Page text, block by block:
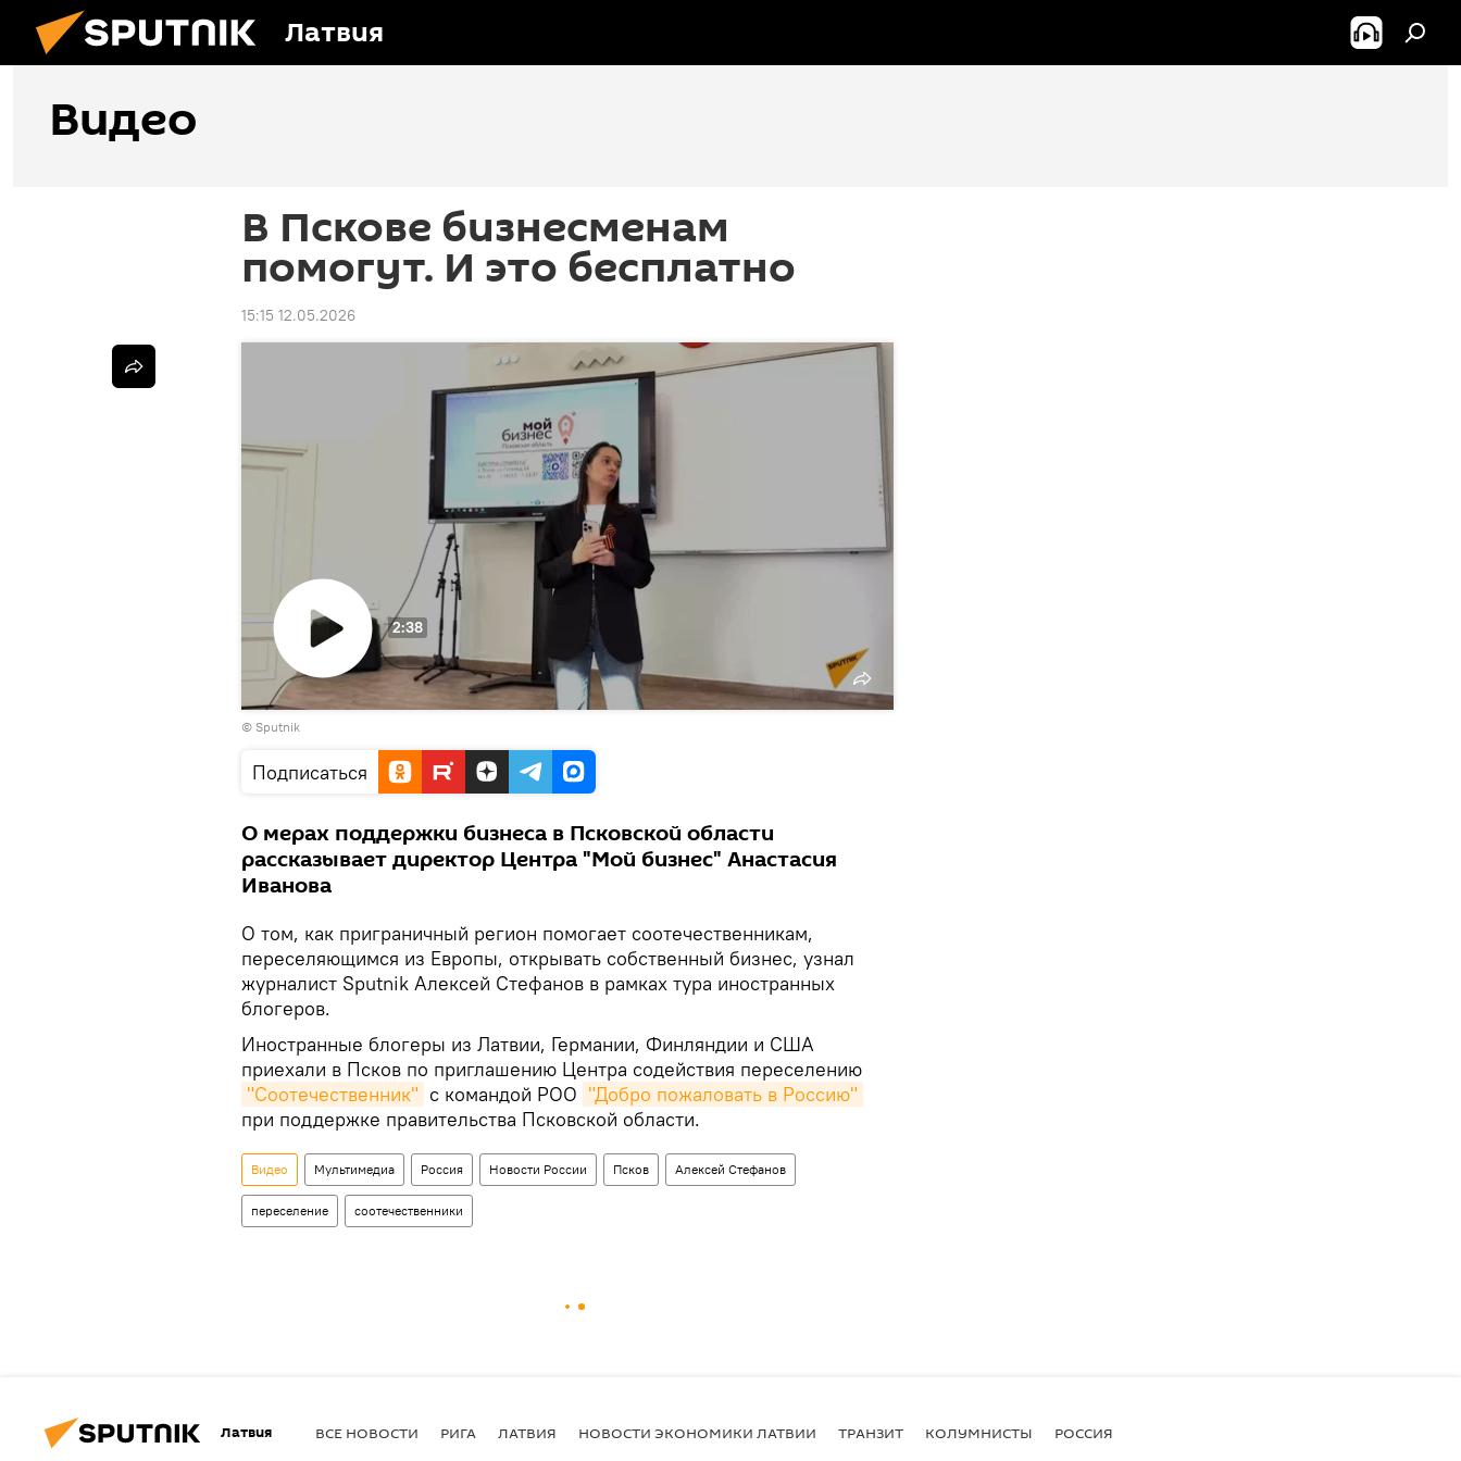
Латвия
Видео
В Пскове бизнесменам
помогут. И это бесплатно
15:15 12.05.2026
Воспроизвести
2:38
© Sputnik
Подписаться
О мерах поддержки бизнеса в Псковской области
рассказывает директор Центра "Мой бизнес" Анастасия
Иванова
О том, как приграничный регион помогает соотечественникам,
переселяющимся из Европы, открывать собственный бизнес, узнал
журналист Sputnik Алексей Стефанов в рамках тура иностранных
блогеров.
Иностранные блогеры из Латвии, Германии, Финляндии и США
приехали в Псков по приглашению Центра содействия переселению
"Соотечественник" с командой РОО "Добро пожаловать в Россию"
при поддержке правительства Псковской области.
Видео Мультимедиа Россия Новости России Псков Алексей Стефанов
переселение соотечественники
Латвия ВСЕ НОВОСТИ РИГА ЛАТВИЯ НОВОСТИ ЭКОНОМИКИ ЛАТВИИ ТРАНЗИТ КОЛУМНИСТЫ РОССИЯ